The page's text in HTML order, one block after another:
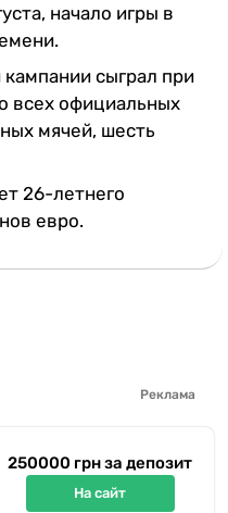
начало игры в
сыграл при
всех официальных
мячей, шесть
26-летнего
евро.
Реклама
250000 грн за депозит
На сайт